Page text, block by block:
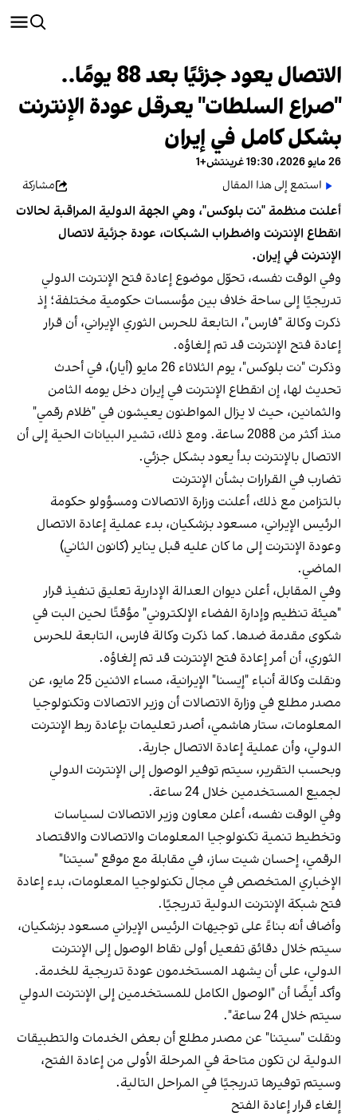
الاتصال يعود جزئيًا بعد 88 يومًا..
"صراع السلطات" يعرقل عودة الإنترنت
بشكل كامل في إيران
26 مايو 2026، 19:30 غرينتش+1
استمع إلى هذا المقال
مشاركة
أعلنت منظمة "نت ‌بلوكس"، وهي الجهة الدولية المراقبة لحالات
انقطاع الإنترنت واضطراب الشبكات، عودة جزئية لاتصال
الإنترنت في إيران.
وفي الوقت نفسه، تحوّل موضوع إعادة فتح الإنترنت الدولي
تدريجيًا إلى ساحة خلاف بين مؤسسات حكومية مختلفة؛ إذ
ذكرت وكالة "فارس"، التابعة للحرس الثوري الإيراني، أن قرار
إعادة فتح الإنترنت قد تم إلغاؤه.
وذكرت "نت‌ بلوكس"، يوم الثلاثاء 26 مايو (أيار)، في أحدث
تحديث لها، إن انقطاع الإنترنت في إيران دخل يومه الثامن
والثمانين، حيث لا يزال المواطنون يعيشون في "ظلام رقمي"
منذ أكثر من 2088 ساعة. ومع ذلك، تشير البيانات الحية إلى أن
الاتصال بالإنترنت بدأ يعود بشكل جزئي.
تضارب في القرارات بشأن الإنترنت
بالتزامن مع ذلك، أعلنت وزارة الاتصالات ومسؤولو حكومة
الرئيس الإيراني، مسعود بزشكيان، بدء عملية إعادة الاتصال
وعودة الإنترنت إلى ما كان عليه قبل يناير (كانون الثاني)
الماضي.
وفي المقابل، أعلن ديوان العدالة الإدارية تعليق تنفيذ قرار
"هيئة تنظيم وإدارة الفضاء الإلكتروني" مؤقتًا لحين البت في
شكوى مقدمة ضدها. كما ذكرت وكالة فارس، التابعة للحرس
الثوري، أن أمر إعادة فتح الإنترنت قد تم إلغاؤه.
ونقلت وكالة أنباء "إيسنا" الإيرانية، مساء الاثنين 25 مايو، عن
مصدر مطلع في وزارة الاتصالات أن وزير الاتصالات وتكنولوجيا
المعلومات، ستار هاشمي، أصدر تعليمات بإعادة ربط الإنترنت
الدولي، وأن عملية إعادة الاتصال جارية.
وبحسب التقرير، سيتم توفير الوصول إلى الإنترنت الدولي
لجميع المستخدمين خلال 24 ساعة.
وفي الوقت نفسه، أعلن معاون وزير الاتصالات لسياسات
وتخطيط تنمية تكنولوجيا المعلومات والاتصالات والاقتصاد
الرقمي، إحسان شيت ساز، في مقابلة مع موقع "سيتنا"
الإخباري المتخصص في مجال تكنولوجيا المعلومات، بدء إعادة
فتح شبكة الإنترنت الدولية تدريجيًا.
وأضاف أنه بناءً على توجيهات الرئيس الإيراني مسعود بزشكيان،
سيتم خلال دقائق تفعيل أولى نقاط الوصول إلى الإنترنت
الدولي، على أن يشهد المستخدمون عودة تدريجية للخدمة.
وأكد أيضًا أن "الوصول الكامل للمستخدمين إلى الإنترنت الدولي
سيتم خلال 24 ساعة".
ونقلت "سيتنا" عن مصدر مطلع أن بعض الخدمات والتطبيقات
الدولية لن تكون متاحة في المرحلة الأولى من إعادة الفتح،
وسيتم توفيرها تدريجيًا في المراحل التالية.
إلغاء قرار إعادة الفتح